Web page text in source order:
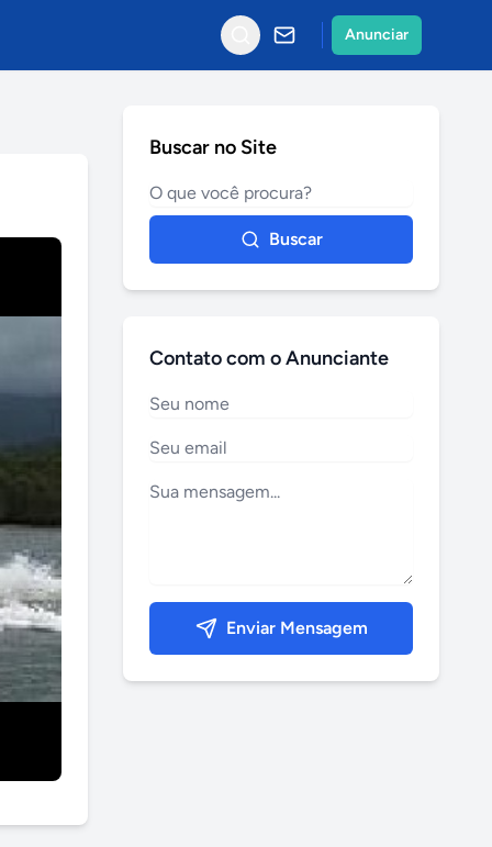
Anunciar
Buscar no Site
Buscar
Contato com o Anunciante
Enviar Mensagem